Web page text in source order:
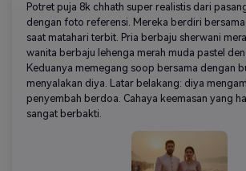
Potret puja 8k chhath super realistis dari
dengan foto referensi. Mereka berdiri
saat matahari terbit. Pria berbaju sherwani
wanita berbaju lehenga merah muda pastel
Keduanya memegang soop bersama dengan
menyalakan diya. Latar belakang: diya
penyembah berdoa. Cahaya keemasan yang
sangat berbakti.